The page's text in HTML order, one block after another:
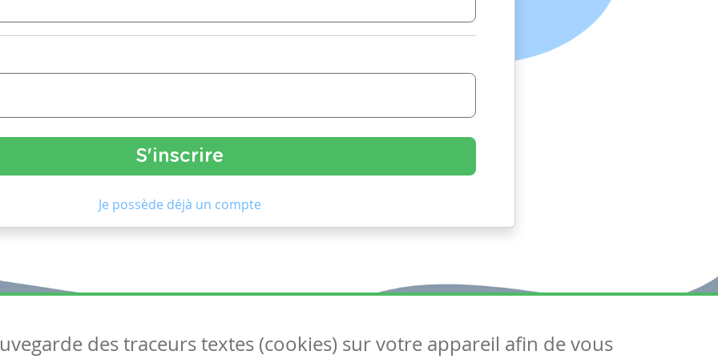
Je possède déjà un compte
Articles Suivez-nous
des traceurs textes (cookies) sur votre appareil afin de vous